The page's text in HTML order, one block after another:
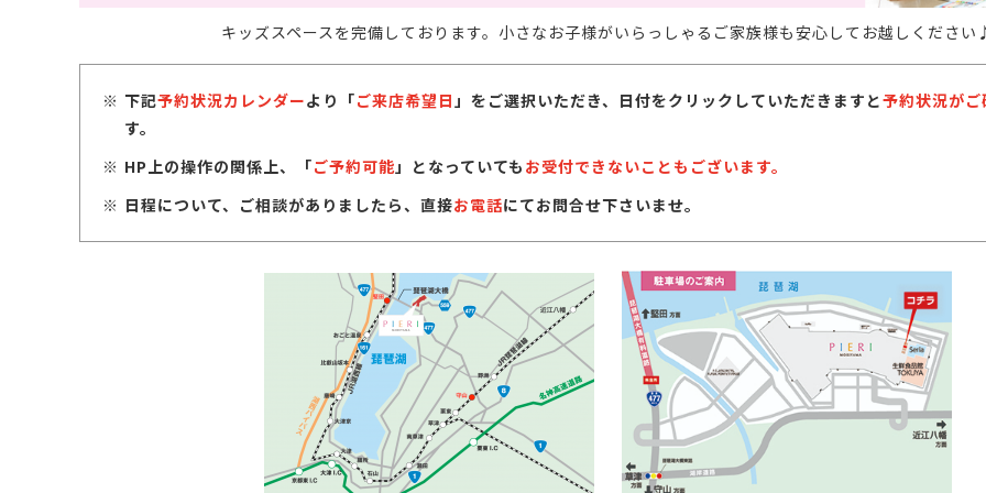
キッズスペースを完備しております。小さなお子様がいらっしゃるご家族様も安心してお越しくださ
下記予約状況カレンダーより「ご来店希望日」をご選択いただき、日付をクリックしていただきますと予約状況がご
す。
HP上の操作の関係上、「ご予約可能」となっていても お受付できないこともございます。
日程について、ご相談がありましたら、直接お電話にてお問合せ下さいませ。